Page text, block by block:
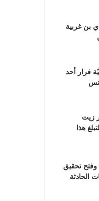
بن غربية
فرار أحد
زيت
هذا
وفتح تحقيق
الحادثة